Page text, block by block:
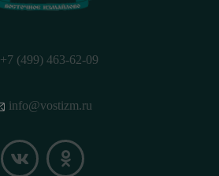
+7 (499) 463-62-09
info@vostizm.ru